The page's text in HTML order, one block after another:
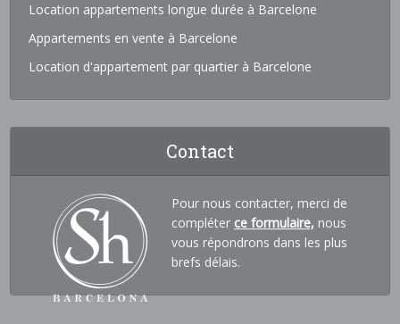
Location appartements longue durée à Barcelone
Appartements en vente à Barcelone
Location d'appartement par quartier à Barcelone
Contact
Pour nous contacter, merci de
compléter ce formulaire, nous
vous répondrons dans les plus
brefs délais.